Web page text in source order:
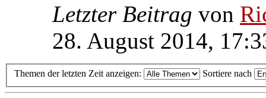
Letzter Beitrag von
28. August 2014,
Themen der letzten Zeit anzeigen: Sortiere nach